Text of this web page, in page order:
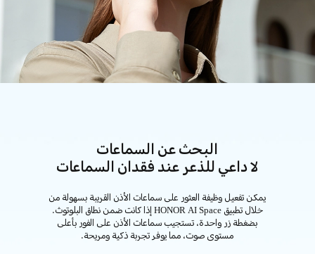
البحث عن السماعات
لا داعي للذعر عند فقدان السماعات
يمكن تفعيل وظيفة العثور على سماعات الأذن القريبة بسهولة من
خلال تطبيق HONOR AI Space إذا كانت ضمن نطاق البلوتوث.
بضغطة زر واحدة، تستجيب سماعات الأذن على الفور بأعلى
مستوى صوت، مما يوفر تجربة ذكية ومريحة.